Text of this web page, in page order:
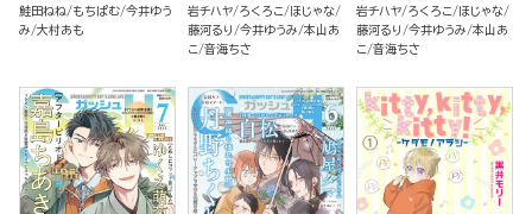
鮭田ねね
もちぱむ 今井ゆう
み 大村あも
岩チハヤ ろくろこ
ほじゃな
藤河るり
今井ゆうみ 本山あ
こ 音海ちさ
岩チハヤ ろくろこ
ほじゃな
藤河るり
今井ゆうみ 本山あ
こ 音海ちさ